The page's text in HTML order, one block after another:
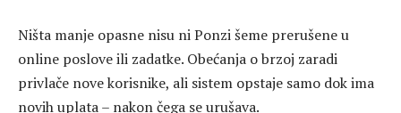
Ništa manje opasne nisu ni Ponzi šeme prerušene u
online poslove ili zadatke. Obećanja o brzoj zaradi
privlače nove korisnike, ali sistem opstaje samo dok ima
novih uplata – nakon čega se urušava.